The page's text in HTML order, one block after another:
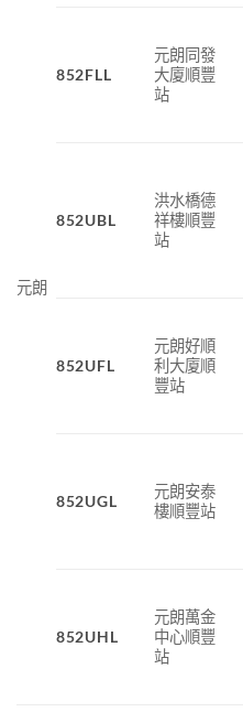
元朗
852FLL
元朗同發
大廈順豐
站
852UBL
洪水橋德
祥樓順豐
站
852UFL
元朗好順
利大廈順
豐站
852UGL
元朗安泰
樓順豐站
852UHL
元朗萬金
中心順豐
站